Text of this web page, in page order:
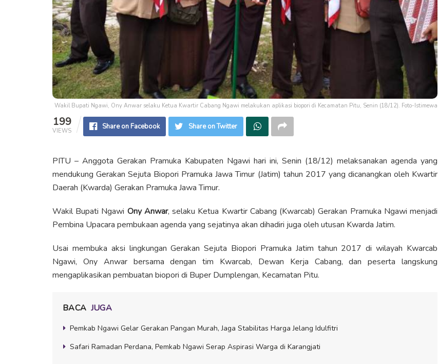
Wakil Bupati Ngawi, Ony Anwar selaku Ketua Kwartir Cabang Ngawi melakukan aplikasi biopori di Kecamatan Pitu, Senin (18/12). Foto-Istimewa
199
VIEWS Share on Facebook Share on Twitter
PITU – Anggota Gerakan Pramuka Kabupaten Ngawi hari ini, Senin (18/12) melaksanakan agenda yang
mendukung Gerakan Sejuta Biopori Pramuka Jawa Timur (Jatim) tahun 2017 yang dicanangkan oleh Kwartir
Daerah (Kwarda) Gerakan Pramuka Jawa Timur.
Wakil Bupati Ngawi Ony Anwar, selaku Ketua Kwartir Cabang (Kwarcab) Gerakan Pramuka Ngawi menjadi
Pembina Upacara pembukaan agenda yang sejatinya akan dihadiri juga oleh utusan Kwarda Jatim.
Usai membuka aksi lingkungan Gerakan Sejuta Biopori Pramuka Jatim tahun 2017 di wilayah Kwarcab
Ngawi, Ony Anwar bersama dengan tim Kwarcab, Dewan Kerja Cabang, dan peserta langskung
mengaplikasikan pembuatan biopori di Buper Dumplengan, Kecamatan Pitu.
BACA JUGA
Pemkab Ngawi Gelar Gerakan Pangan Murah, Jaga Stabilitas Harga Jelang Idulfitri
Safari Ramadan Perdana, Pemkab Ngawi Serap Aspirasi Warga di Karangjati